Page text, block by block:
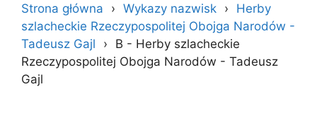
Strona główna Wykazy nazwisk
Herby
szlacheckie Rzeczypospolitej Obojga Narodów -
Tadeusz Gajl
B - Herby szlacheckie
Rzeczypospolitej Obojga Narodów - Tadeusz
Gajl